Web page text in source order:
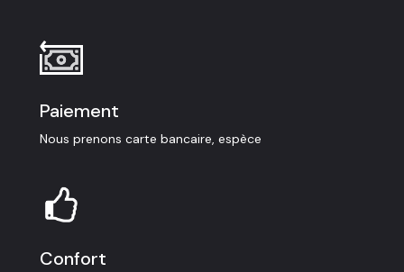
Paiement
Nous prenons carte bancaire, espèce
Confort